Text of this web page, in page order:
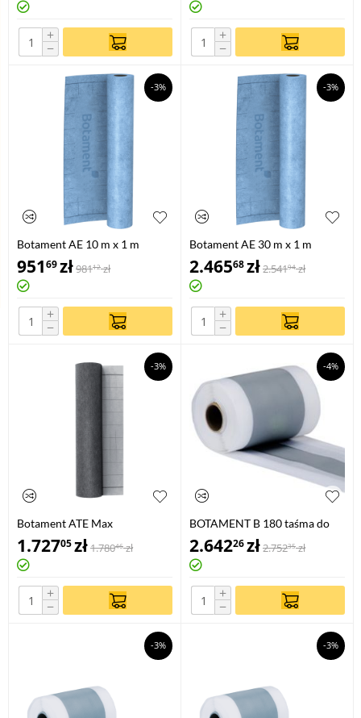
+
−
+
−
-3%
Botament AE 10 m x 1 m
95169zł98112 zł
+
−
-3%
Botament AE 30 m x 1 m
2.46568zł2.54194 zł
+
−
-3%
Botament ATE Max
1.72705zł1.78046 zł
+
−
-4%
BOTAMENT B 180 taśma do
uszczelniania spoin roboczych
i szczelin dylatacyjnych w
budowlach, szer. 18cm/30mb
2.64226zł2.75235 zł
+
−
-3% -3%